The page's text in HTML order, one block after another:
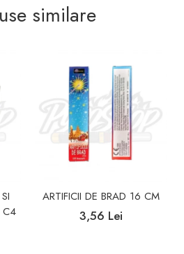
similare
C4
ARTIFICII DE BRAD 16 CM
3,56 Lei